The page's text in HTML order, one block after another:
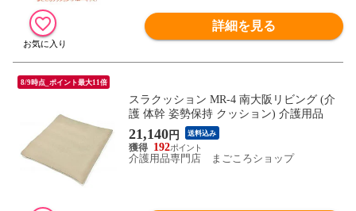
詳細を見る
8/9時点_ポイント最大11倍
スラクッション MR-4 南大阪リビング (介
護 体幹 姿勢保持 クッション) 介護用品
21,140円 送料込み
192
介護用品専門店 まごころショップ